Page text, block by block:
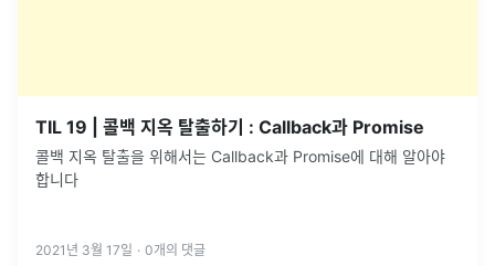
TIL 19 | 콜백 지옥 탈출하기 : Callback과 Promise
콜백 지옥 탈출을 위해서는 Callback과 Promise에 대해 알아야
합니다
2021년 3월 17일 · 0개의 댓글